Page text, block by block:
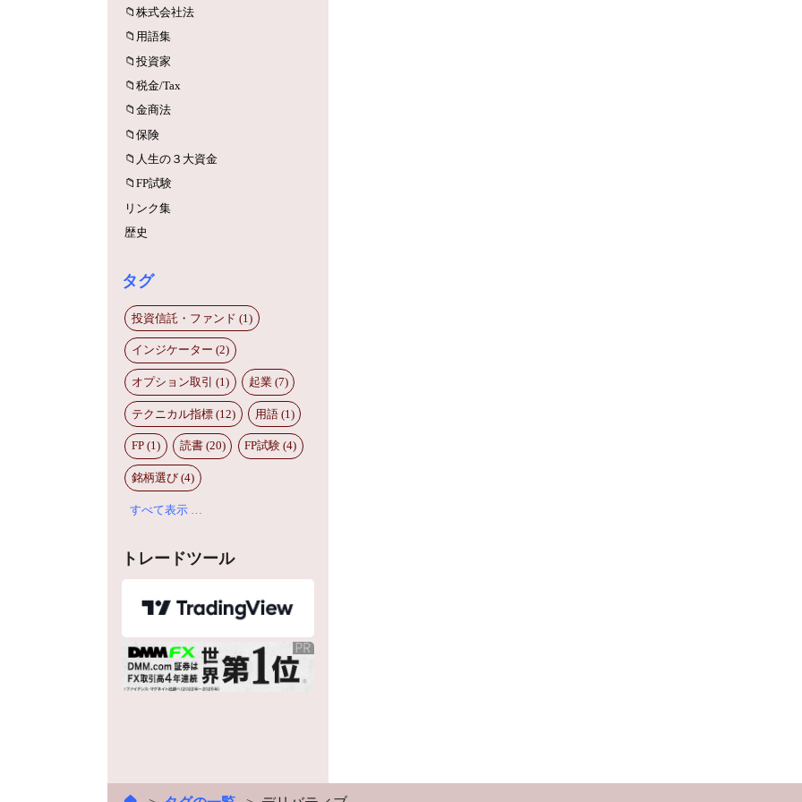
株式会社法
用語集
投資家
税金/Tax
金商法
保険
人生の３大資金
FP試験
リンク集
歴史
タグ
投資信託・ファンド (1)
インジケーター (2)
オプション取引 (1) 起業 (7)
テクニカル指標 (12) 用語 (1)
FP (1) 読書 (20) FP試験 (4)
銘柄選び (4)
すべて表示 …
トレードツール